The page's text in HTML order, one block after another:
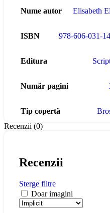
Nume autor Elisabeth
ISBN 978-606-031-
Editura
Număr pagini
Tip copertă
Recenzii (0)
Recenzii
Sterge filtre
Doar imagini